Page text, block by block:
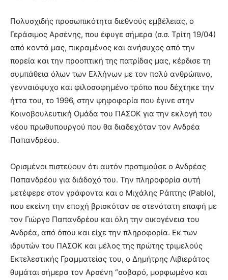
Πολυσχιδής προσωπικότητα διεθνούς εμβέλειας, ο
Γεράσιμος Αρσένης, που έφυγε σήμερα (σ.σ. Τρίτη 19/04)
από κοντά μας, πικραμένος και ανήσυχος από την
πορεία και την προοπτική της πατρίδας μας, κέρδισε τη
συμπάθεια όλων των Ελλήνων με τον πολύ ανθρώπινο,
γενναιόψυχο και φιλοσοφημένο τρόπο που δέχτηκε την
ήττα του, το 1996, στην ψηφοφορία που έγινε στην
Κοινοβουλευτική Ομάδα του ΠΑΣΟΚ για την εκλογή του
νέου πρωθυπουργού που θα διαδεχόταν τον Ανδρέα
Παπανδρέου.
Ορισμένοι πιστεύουν ότι αυτόν προτιμούσε ο Ανδρέας
Παπανδρέου για διάδοχό του. Την πληροφορία αυτή
μετέφερε στον γράφοντα και ο Μιχάλης Ράπτης (Pablo),
που εκείνη την εποχή βρισκόταν σε στενότατη επαφή με
τον Γιώργο Παπανδρέου και όλη την οικογένεια του
Ανδρέα, από όπου και είχε την πληροφορία. Εκ των
ιδρυτών του ΠΑΣΟΚ και μέλος της πρώτης τριμελούς
Εκτελεστικής Γραμματείας του, ο Δημήτρης Λιβιεράτος
θυμάται σήμερα τον Αρσένη “σοβαρό, μορφωμένο και